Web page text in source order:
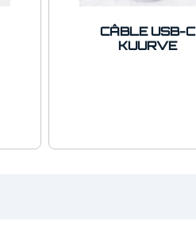
CÂBLE USB-C
KUURVE